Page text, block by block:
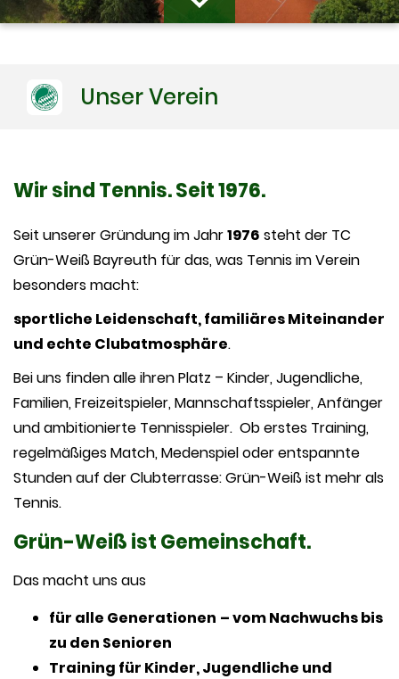
Unser Verein
Wir sind Tennis. Seit 1976.
Seit unserer Gründung im Jahr1976 steht der TC
Grün-Weiß Bayreuth für das, was Tennis im Verein
besonders macht:
sportliche Leidenschaft, familiäres Miteinander
und echte Clubatmosphäre.
Bei uns finden alle ihren Platz – Kinder, Jugendliche,
Familien, Freizeitspieler, Mannschaftsspieler, Anfänger
und ambitionierte Tennisspieler. Ob erstes Training,
regelmäßiges Match, Medenspiel oder entspannte
Stunden auf der Clubterrasse: Grün-Weiß ist mehr als
Tennis.
Grün-Weiß ist Gemeinschaft.
Das macht uns aus
für alle Generationen – vom Nachwuchs bis
zu den Senioren
Training für Kinder, Jugendliche und